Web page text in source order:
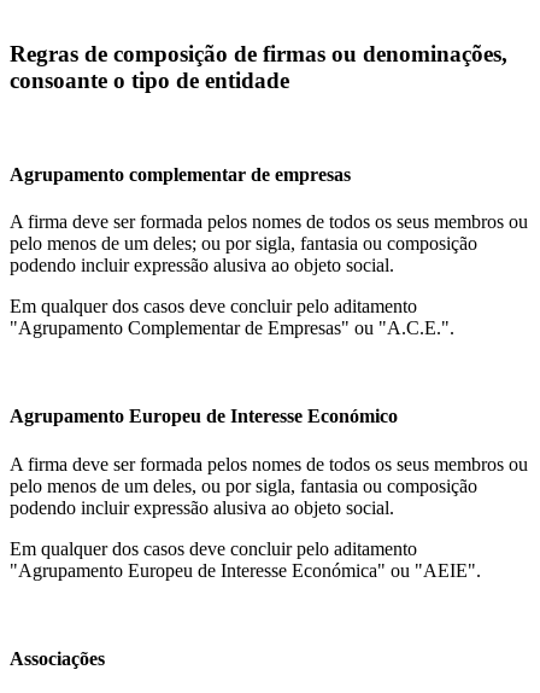
Regras de composição de firmas ou denominações,
consoante o tipo de entidade
Agrupamento complementar de empresas
A firma deve ser formada pelos nomes de todos os seus membros ou
pelo menos de um deles; ou por sigla, fantasia ou composição
podendo incluir expressão alusiva ao objeto social.
Em qualquer dos casos deve concluir pelo aditamento
"Agrupamento Complementar de Empresas" ou "A.C.E.".
Agrupamento Europeu de Interesse Económico
A firma deve ser formada pelos nomes de todos os seus membros ou
pelo menos de um deles, ou por sigla, fantasia ou composição
podendo incluir expressão alusiva ao objeto social.
Em qualquer dos casos deve concluir pelo aditamento
"Agrupamento Europeu de Interesse Económica" ou "AEIE".
Associações